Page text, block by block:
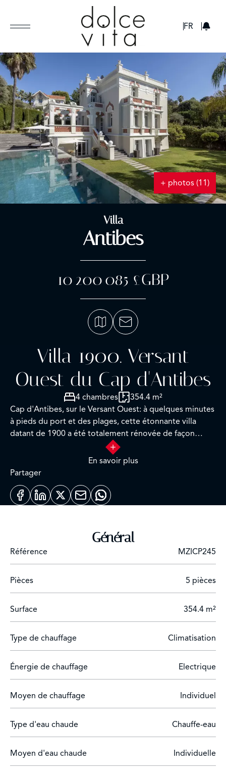
FR
+ photos (11)
Villa
Antibes
10 200 085 £GBP
Villa 1900. Versant
Ouest du Cap d'Antibes
4 chambres
354.4 m²
Cap d'Antibes, sur le Versant Ouest: à quelques minutes
à pieds du port et des plages, cette étonnante villa
datant de 1900 a été totalement rénovée de façon
contemporaine avec des prestations et un design haut
de gamme. La villa offre deux salons, un bureau, une
salle à manger, une cuisine high tech, une buanderie,
salle de bain, et 3 chambres d'amis.
En savoir plus
Partager
Général
Référence MZICP245
Pièces 5 pièces
Surface 354.4 m²
Type de chauffage Climatisation
Énergie de chauffage Electrique
Moyen de chauffage Individuel
Type d'eau chaude Chauffe-eau
Moyen d'eau chaude Individuelle